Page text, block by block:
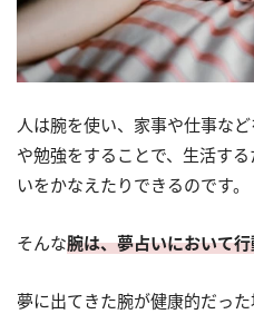
人は腕を使い、家事や仕事な
や勉強をすることで、生活す
いをかなえたりできるのです。
そんな腕は、夢占いにおいて
夢に出てきた腕が健康的だっ